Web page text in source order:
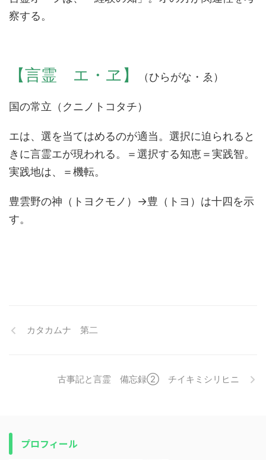
察する。
【言霊 エ・ヱ】 （ひらがな・ゑ）
国の常立（クニノトコタチ）
エは、選を当てはめるのが適当。選択に迫られると
きに言霊エが現われる。＝選択する知恵＝実践智。
実践地は、＝機転。
豊雲野の神（トヨクモノ）→豊（トヨ）は十四を示
す。
カタカムナ 第二
古事記と言霊 備忘録② チイキミシリヒニ
プロフィール